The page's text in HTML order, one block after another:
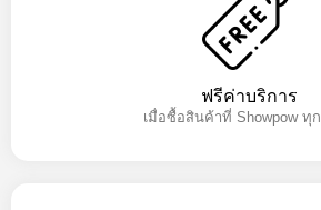
ฟรีค่าบริการ
เมื่อซื้อสินค้าที่ Showpow ทุ